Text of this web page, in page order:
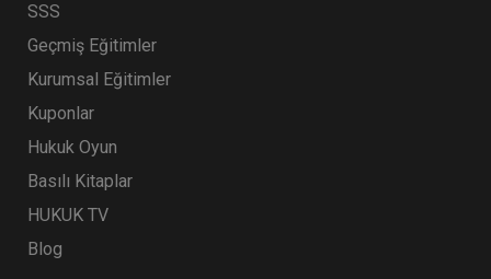
Hukuk TV
SSS
Geçmiş Eğitimler
Kurumsal Eğitimler
Kuponlar
Hukuk Oyun
Basılı Kitaplar
HUKUK TV
Blog